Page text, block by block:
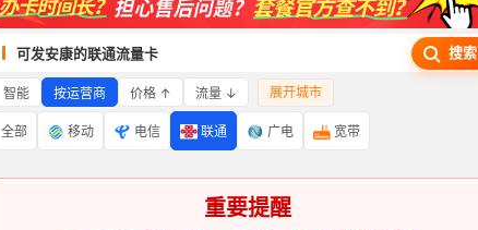
可发安康的联通流量卡 搜索
智能 按运营商 价格 ↑ 流量 ↓ 展开城市
全部 移动 电信 联通 广电 宽带
重要提醒